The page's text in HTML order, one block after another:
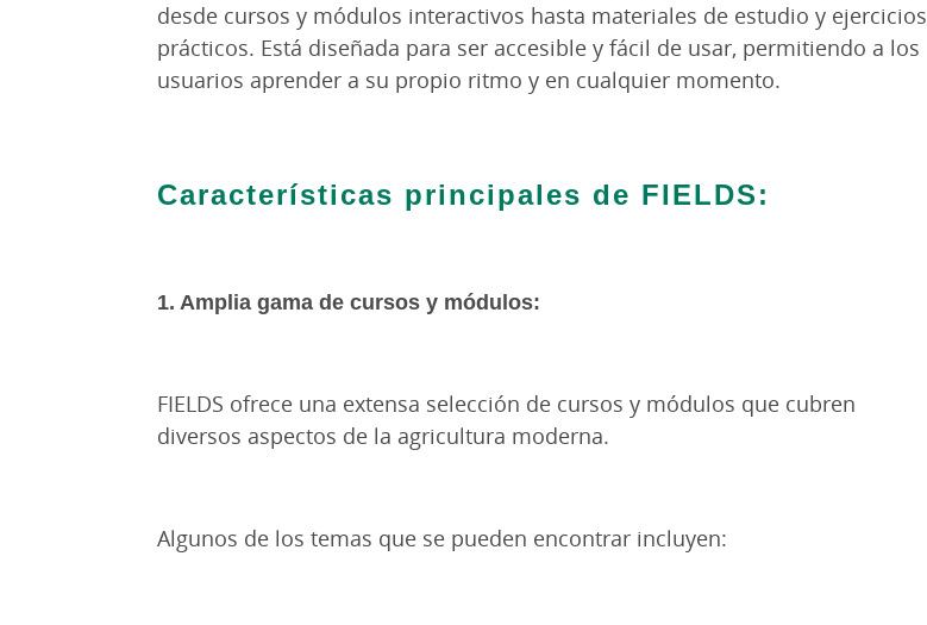
desde cursos y módulos interactivos hasta materiales de estudio y ejercicios
prácticos. Está diseñada para ser accesible y fácil de usar, permitiendo a los
usuarios aprender a su propio ritmo y en cualquier momento.
Características principales de FIELDS:
1. Amplia gama de cursos y módulos:
FIELDS ofrece una extensa selección de cursos y módulos que cubren
diversos aspectos de la agricultura moderna.
Algunos de los temas que se pueden encontrar incluyen: